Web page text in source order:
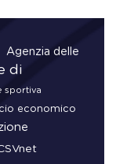
Agenzia delle
di
sportiva
economico